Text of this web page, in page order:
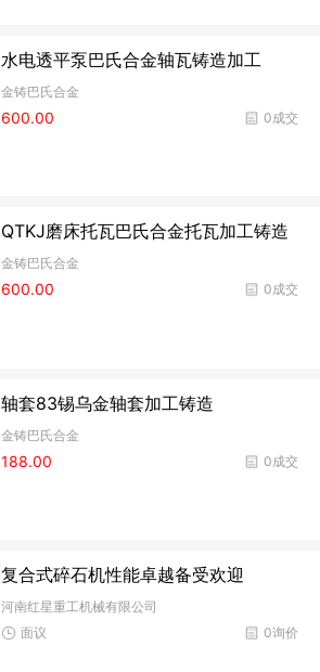
水电透平泵巴氏合金轴瓦铸造加工
金铸巴氏合金
0成交
600.00
QTKJ磨床托瓦巴氏合金托瓦加工铸造
金铸巴氏合金
0成交
600.00
轴套83锡乌金轴套加工铸造
金铸巴氏合金
0成交
188.00
复合式碎石机性能卓越备受欢迎
河南红星重工机械有限公司
0询价
面议